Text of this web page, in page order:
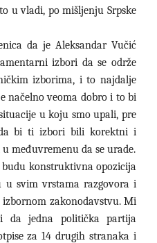
u vladi, po mišljenju Srpske
da je Aleksandar Vučić
izbori da se održe
izborima, i to najdalje
načelno veoma dobro i to bi
u koju smo upali, pre
bi ti izbori bili korektni i
međuvremenu da se urade.
konstruktivna opozicija
u svim vrstama razgovora i
zakonodavstvu. Mi
da jedna politička partija
za 14 drugih stranaka i